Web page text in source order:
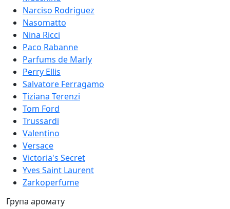
Narciso Rodriguez
Nasomatto
Nina Ricci
Paco Rabanne
Parfums de Marly
Perry Ellis
Salvatore Ferragamo
Tiziana Terenzi
Tom Ford
Trussardi
Valentino
Versace
Victoria's Secret
Yves Saint Laurent
Zarkoperfume
Група аромату